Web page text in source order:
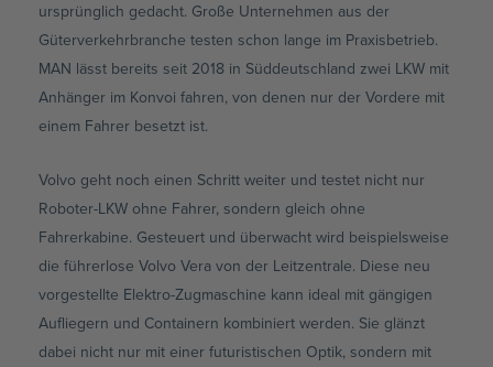
ursprünglich gedacht. Große Unternehmen aus der
Güterverkehrbranche testen schon lange im Praxisbetrieb.
MAN lässt bereits seit 2018 in Süddeutschland zwei LKW mit
Anhänger im Konvoi fahren, von denen nur der Vordere mit
einem Fahrer besetzt ist.
Volvo geht noch einen Schritt weiter und testet nicht nur
Roboter-LKW ohne Fahrer, sondern gleich ohne
Fahrerkabine. Gesteuert und überwacht wird beispielsweise
die führerlose Volvo Vera von der Leitzentrale. Diese neu
vorgestellte Elektro-Zugmaschine kann ideal mit gängigen
Aufliegern und Containern kombiniert werden. Sie glänzt
dabei nicht nur mit einer futuristischen Optik, sondern mit